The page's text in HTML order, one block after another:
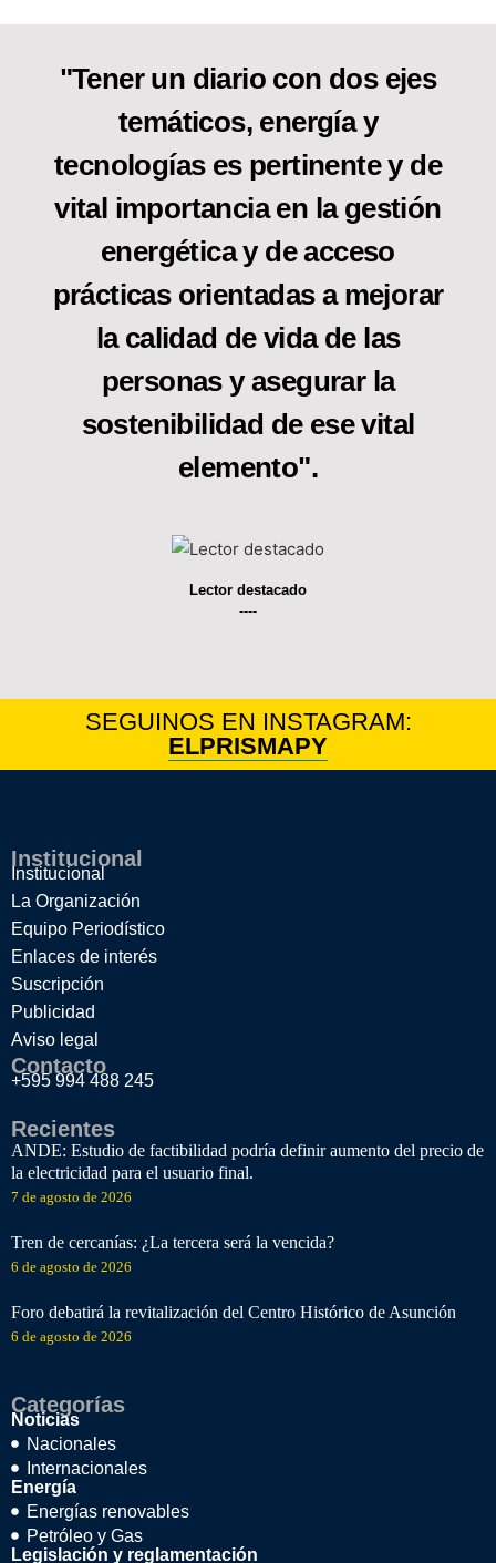
"Tener un diario con dos ejes
temáticos, energía y
tecnologías es pertinente y de
vital importancia en la gestión
energética y de acceso
prácticas orientadas a mejorar
la calidad de vida de las
personas y asegurar la
sostenibilidad de ese vital
elemento".
Lector destacado
----
SEGUINOS EN INSTAGRAM:
ELPRISMAPY
Institucional
Institucional
La Organización
Equipo Periodístico
Enlaces de interés
Suscripción
Publicidad
Aviso legal
Contacto
+595 994 488 245
Recientes
ANDE: Estudio de factibilidad podría definir aumento del precio de
la electricidad para el usuario final.
7 de agosto de 2026
Tren de cercanías: ¿La tercera será la vencida?
6 de agosto de 2026
Foro debatirá la revitalización del Centro Histórico de Asunción
6 de agosto de 2026
Categorías
Noticias
Nacionales
Internacionales
Energía
Energías renovables
Petróleo y Gas
Legislación y reglamentación